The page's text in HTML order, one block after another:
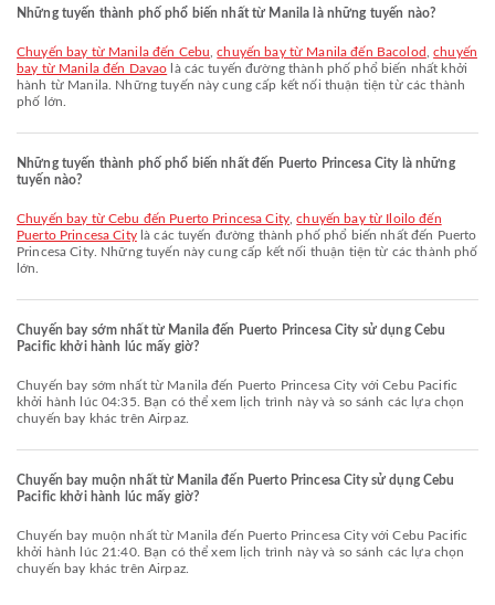
Những tuyến thành phố phổ biến nhất từ Manila là những tuyến nào?
chuyến bay từ Manila đến Cebu ,chuyến bay từ Manila đến Bacolod ,chuyến
bay từ Manila đến Davao là các tuyến đường thành phố phổ biến nhất khởi
hành từ Manila. Những tuyến này cung cấp kết nối thuận tiện từ các thành
phố lớn.
Những tuyến thành phố phổ biến nhất đến Puerto Princesa City là những
tuyến nào?
chuyến bay từ Cebu đến Puerto Princesa City ,chuyến bay từ Iloilo đến
Puerto Princesa Citylà các tuyến đường thành phố phổ biến nhất đến Puerto
Princesa City. Những tuyến này cung cấp kết nối thuận tiện từ các thành phố
lớn.
Chuyến bay sớm nhất từ Manila đến Puerto Princesa City sử dụng Cebu
Pacific khởi hành lúc mấy giờ?
Chuyến bay sớm nhất từ Manila đến Puerto Princesa City với Cebu Pacific
khởi hành lúc 04:35. Bạn có thể xem lịch trình này và so sánh các lựa chọn
chuyến bay khác trên Airpaz.
Chuyến bay muộn nhất từ Manila đến Puerto Princesa City sử dụng Cebu
Pacific khởi hành lúc mấy giờ?
Chuyến bay muộn nhất từ Manila đến Puerto Princesa City với Cebu Pacific
khởi hành lúc 21:40. Bạn có thể xem lịch trình này và so sánh các lựa chọn
chuyến bay khác trên Airpaz.